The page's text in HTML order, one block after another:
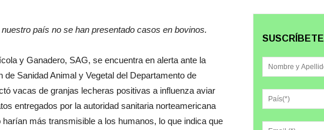
país no se han presentado casos en bovinos.
y Ganadero, SAG, se encuentra en alerta ante la
Sanidad Animal y Vegetal del Departamento de
vacas de granjas lecheras positivas a influenza aviar
entregados por la autoridad sanitaria norteamericana
más transmisible a los humanos, lo que indica que
SUSCRÍBETE